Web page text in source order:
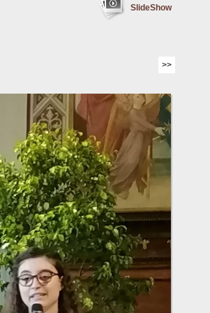
SlideShow
>>